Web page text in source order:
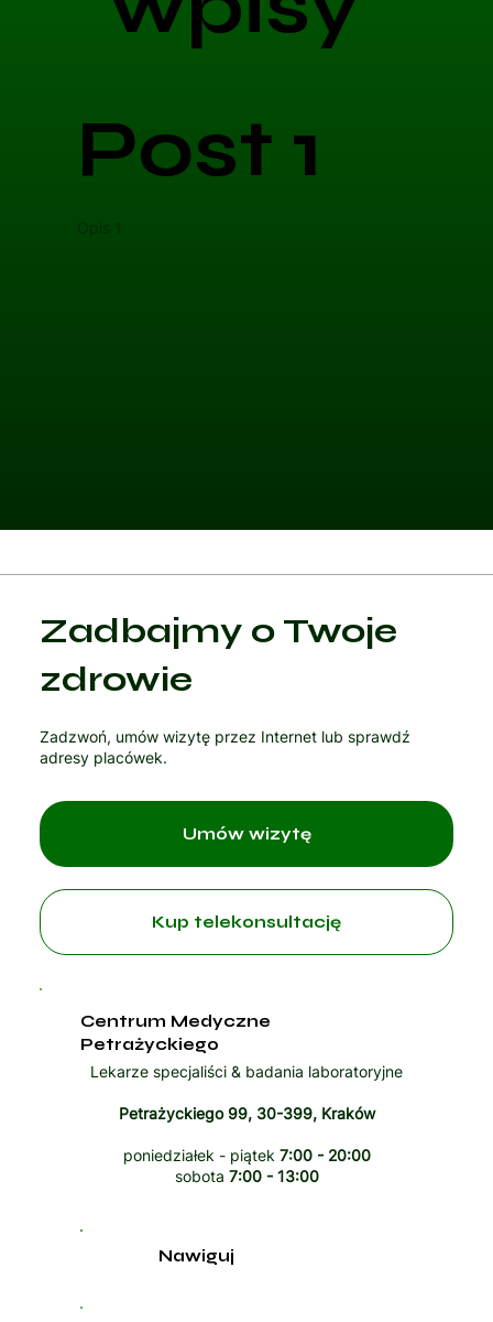
Post 1
Opis 1
Zadbajmy o Twoje
zdrowie
Zadzwoń, umów wizytę przez Internet lub sprawdź
adresy placówek.
Kup telekonsultację
Centrum Medyczne
Petrażyckiego
Lekarze specjaliści & badania laboratoryjne
Petrażyckiego 99, 30-399, Kraków
poniedziałek - piątek 7:00 - 20:00
sobota 7:00 - 13:00
Nawiguj
Umów wizytę